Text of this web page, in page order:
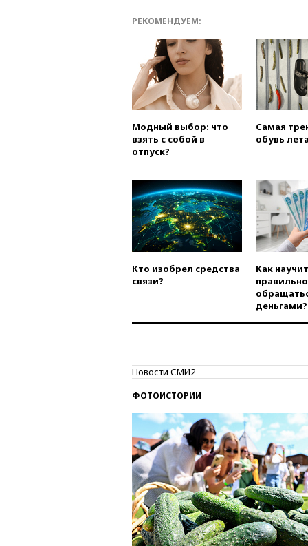
РЕКОМЕНДУЕМ:
Модный выбор: что
взять с собой в
отпуск?
Самая
обувь
Кто изобрел средства
связи?
Как
правильно
деньгами?
Новости СМИ2
ФОТОИСТОРИИ